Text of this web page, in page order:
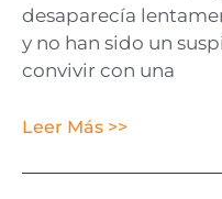
desaparecía
y no han sido un
convivir con una
Leer Más >>